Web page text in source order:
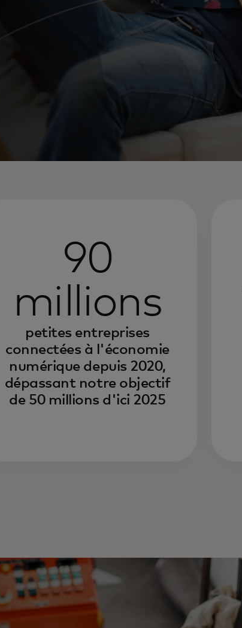
90
millions
petites entreprises
connectées à l'économie
numérique depuis 2020,
dépassant notre objectif
de 50 millions d'ici 2025